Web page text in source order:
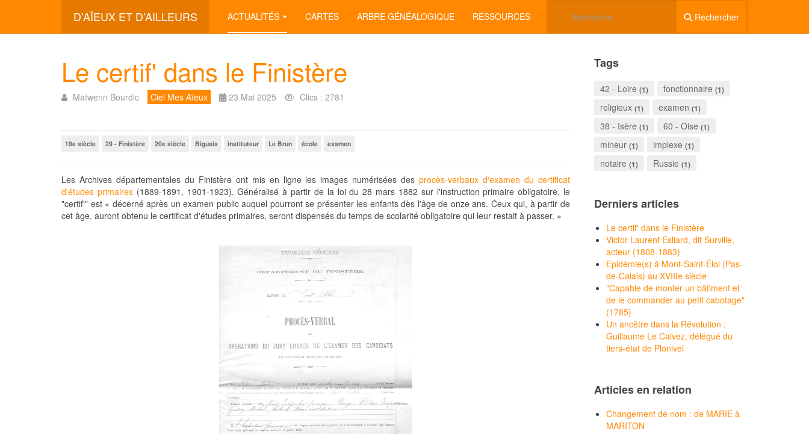
D'AÏEUX ET D'AILLEURS Rechercher
ACTUALITÉS CARTES ARBRE GÉNÉALOGIQUE RESSOURCES
Le certif' dans le Finistère
Maïwenn Bourdic Ciel Mes Aïeux 23 Mai 2025 Clics : 2781
19e siècle 29 - Finistère 20e siècle Biguais instituteur Le Brun école examen
Les Archives départementales du Finistère ont mis en ligne les images numérisées desprocès-verbaux d'examen du certificat
d'études primaires (1889-1891, 1901-1923). Généralisé à partir de la loi du 28 mars 1882 sur l'instruction primaire obligatoire, le
"certif'" est « décerné après un examen public auquel pourront se présenter les enfants dès l'âge de onze ans. Ceux qui, à partir de
cet âge, auront obtenu le certificat d'études primaires, seront dispensés du temps de scolarité obligatoire qui leur restait à passer. »
Tags
42 - Loire (1) fonctionnaire (1)
religieux (1) examen (1)
38 - Isère (1) 60 - Oise (1)
mineur (1) implexe (1)
notaire (1) Russie (1)
Derniers articles
Le certif' dans le Finistère
Victor Laurent Esliard, dit Surville,
acteur (1808-1883)
Epidémie(s) à Mont-Saint-Éloi (Pas-
de-Calais) au XVIIIe siècle
"Capable de monter un bâtiment et
de le commander au petit cabotage"
(1785)
Un ancêtre dans la Révolution :
Guillaume Le Calvez, délégué du
tiers-état de Plonivel
Articles en relation
Changement de nom : de MARIE à
MARITON